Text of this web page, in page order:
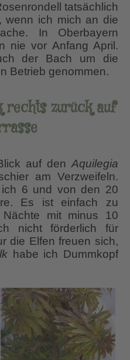
tatsächlich
wenn ich mich an die
In Oberbayern
nie vor Anfang April.
der Bach um die
Betrieb genommen.
rechts zurück auf
auf den Aquilegia
am Verzweifeln.
6 und von den 20
Es ist einfach zu
mit minus 10
nicht förderlich für
die Elfen freuen sich,
habe ich Dummkopf